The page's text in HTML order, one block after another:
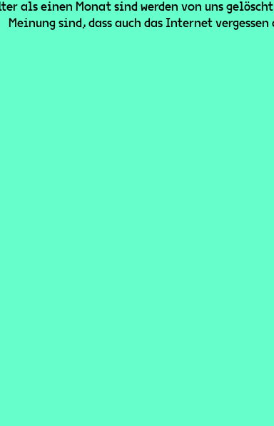
als einen Monat sind werden von uns
Meinung sind, dass auch das Internet